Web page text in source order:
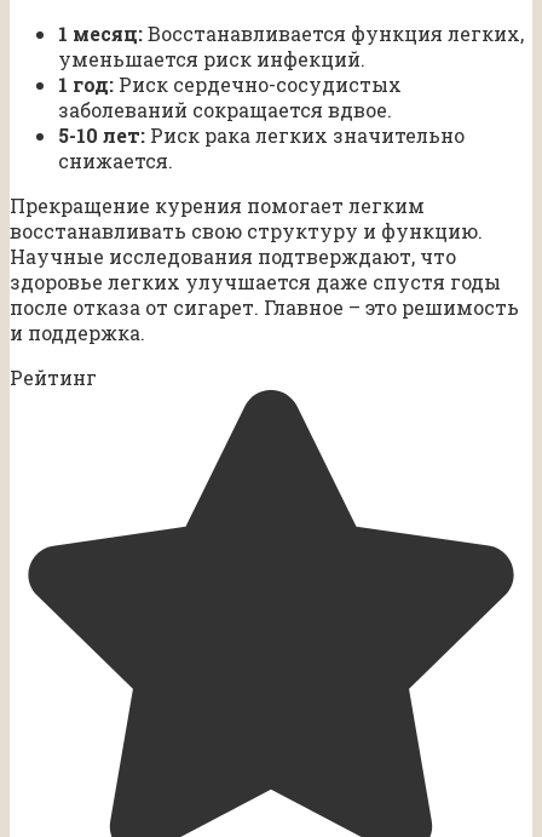
1 месяц:Восстанавливается функция легких,
уменьшается риск инфекций.
1 год: Риск сердечно-сосудистых
заболеваний сокращается вдвое.
5-10 лет: Риск рака легких значительно
снижается.
Прекращение курения помогает легким
восстанавливать свою структуру и функцию.
Научные исследования подтверждают, что
здоровье легких улучшается даже спустя годы
после отказа от сигарет. Главное – это решимость
и поддержка.
Рейтинг